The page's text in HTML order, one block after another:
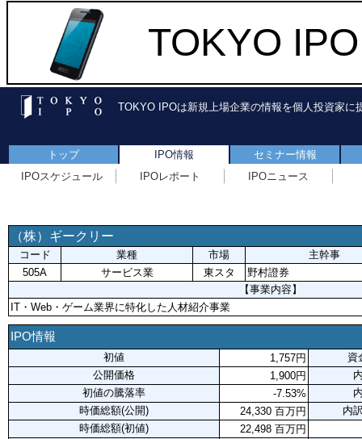
TOKYO
TOKYO IPOは新規上場企業の情報を個人投資家に
トップ IPO情報
セミナー情報
IPOスケジュール
IPOレポート IPOニュース
（株）ギークリー
コード 業種 市場
主幹事
505A
サービス業 東スタ
野村證券
【事業内容】
IT・Web・ゲーム業界に特化した人材紹介事業
IPO情報
初値 1,757円
資
公開価格
1,900円
初値の騰落率
-7.53%
時価総額(公開)
24,330 百万円
内
時価総額(初値)
22,498 百万円